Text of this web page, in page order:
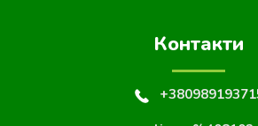
Контакти